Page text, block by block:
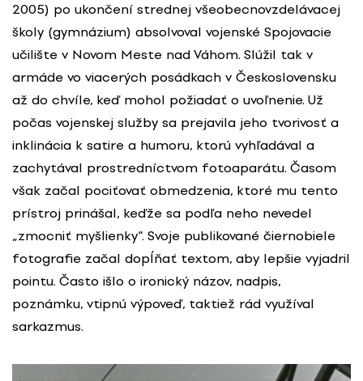
2005) po ukončení strednej všeobecnovzdelávacej
školy (gymnázium) absolvoval vojenské Spojovacie
učilište v Novom Meste nad Váhom. Slúžil tak v
armáde vo viacerých posádkach v Československu
až do chvíle, keď mohol požiadať o uvoľnenie. Už
počas vojenskej služby sa prejavila jeho tvorivosť a
inklinácia k satire a humoru, ktorú vyhľadával a
zachytával prostredníctvom fotoaparátu. Časom
však začal pociťovať obmedzenia, ktoré mu tento
prístroj prinášal, keďže sa podľa neho nevedel
„zmocniť myšlienky“. Svoje publikované čiernobiele
fotografie začal dopĺňať textom, aby lepšie vyjadril
pointu. Často išlo o ironický názov, nadpis,
poznámku, vtipnú výpoveď, taktiež rád využíval
sarkazmus.